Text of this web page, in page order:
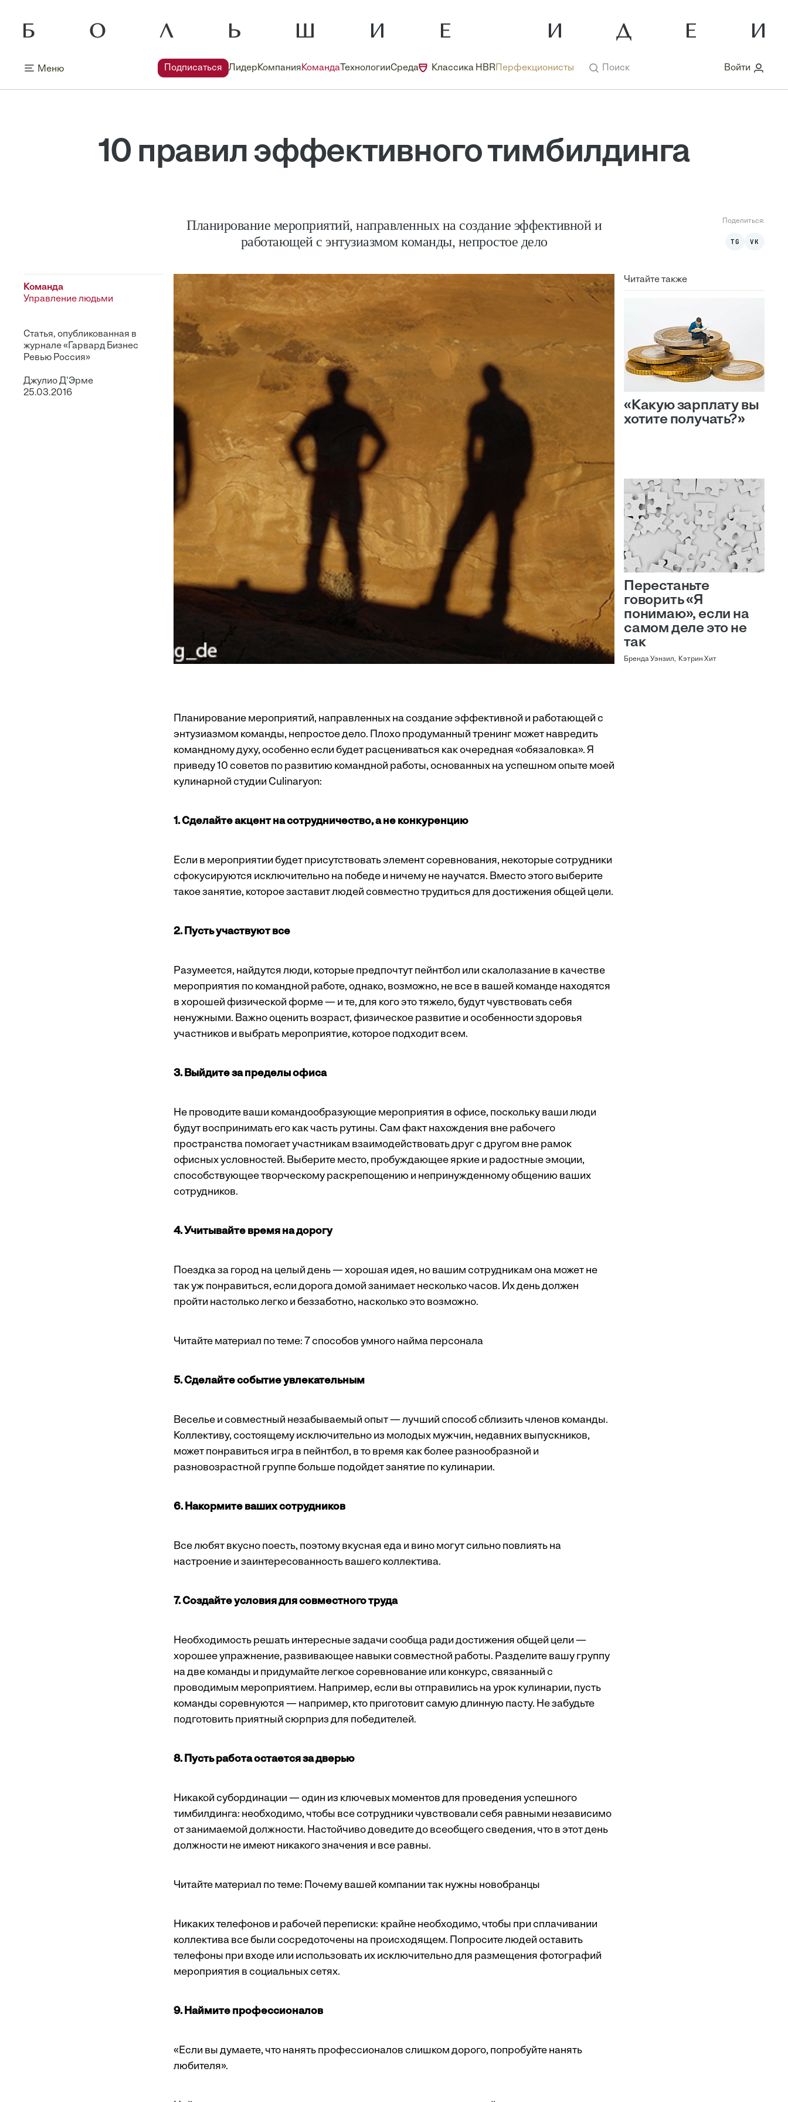
Меню Подписаться ЛидерКомпанияКоманда ТехнологииСреда Классика HBR Перфекционисты Поиск Войти
10 правил эффективного тимбилдинга
Планирование мероприятий, направленных на создание эффективной и
работающей с энтузиазмом команды, непростое дело
Поделиться:
TG VK
Команда
Управление людьми
Статья, опубликованная в
журнале «Гарвард Бизнес
Ревью Россия»
Джулио Д'Эрме
25.03.2016
Читайте также
«Какую зарплату вы
хотите получать?»
Перестаньте
говорить «Я
понимаю», если на
самом деле это не
так
Бренда Уэнзил, Кэтрин Хит
Планирование мероприятий, направленных на создание эффективной и работающей с
энтузиазмом команды, непростое дело. Плохо продуманный тренинг может навредить
командному духу, особенно если будет расцениваться как очередная «обязаловка». Я
приведу 10 советов по развитию командной работы, основанных на успешном опыте моей
кулинарной студии Culinaryon:
1. Сделайте акцент на сотрудничество, а не конкуренцию
Если в мероприятии будет присутствовать элемент соревнования, некоторые сотрудники
сфокусируются исключительно на победе и ничему не научатся. Вместо этого выберите
такое занятие, которое заставит людей совместно трудиться для достижения общей цели.
2. Пусть участвуют все
Разумеется, найдутся люди, которые предпочтут пейнтбол или скалолазание в качестве
мероприятия по командной работе, однако, возможно, не все в вашей команде находятся
в хорошей физической форме — и те, для кого это тяжело, будут чувствовать себя
ненужными. Важно оценить возраст, физическое развитие и особенности здоровья
участников и выбрать мероприятие, которое подходит всем.
3. Выйдите за пределы офиса
Не проводите ваши командообразующие мероприятия в офисе, поскольку ваши люди
будут воспринимать его как часть рутины. Сам факт нахождения вне рабочего
пространства помогает участникам взаимодействовать друг с другом вне рамок
офисных условностей. Выберите место, пробуждающее яркие и радостные эмоции,
способствующее творческому раскрепощению и непринужденному общению ваших
сотрудников.
4. Учитывайте время на дорогу
Поездка за город на целый день — хорошая идея, но вашим сотрудникам она может не
так уж понравиться, если дорога домой занимает несколько часов. Их день должен
пройти настолько легко и беззаботно, насколько это возможно.
Читайте материал по теме: 7 способов умного найма персонала
5. Сделайте событие увлекательным
Веселье и совместный незабываемый опыт — лучший способ сблизить членов команды.
Коллективу, состоящему исключительно из молодых мужчин, недавних выпускников,
может понравиться игра в пейнтбол, в то время как более разнообразной и
разновозрастной группе больше подойдет занятие по кулинарии.
6. Накормите ваших сотрудников
Все любят вкусно поесть, поэтому вкусная еда и вино могут сильно повлиять на
настроение и заинтересованность вашего коллектива.
7. Создайте условия для совместного труда
Необходимость решать интересные задачи сообща ради достижения общей цели —
хорошее упражнение, развивающее навыки совместной работы. Разделите вашу группу
на две команды и придумайте легкое соревнование или конкурс, связанный с
проводимым мероприятием. Например, если вы отправились на урок кулинарии, пусть
команды соревнуются — например, кто приготовит самую длинную пасту. Не забудьте
подготовить приятный сюрприз для победителей.
8. Пусть работа остается за дверью
Никакой субординации — один из ключевых моментов для проведения успешного
тимбилдинга: необходимо, чтобы все сотрудники чувствовали себя равными независимо
от занимаемой должности. Настойчиво доведите до всеобщего сведения, что в этот день
должности не имеют никакого значения и все равны.
Читайте материал по теме: Почему вашей компании так нужны новобранцы
Никаких телефонов и рабочей переписки: крайне необходимо, чтобы при сплачивании
коллектива все были сосредоточены на происходящем. Попросите людей оставить
телефоны при входе или использовать их исключительно для размещения фотографий
мероприятия в социальных сетях.
9. Наймите профессионалов
«Если вы думаете, что нанять профессионалов слишком дорого, попробуйте нанять
любителя».